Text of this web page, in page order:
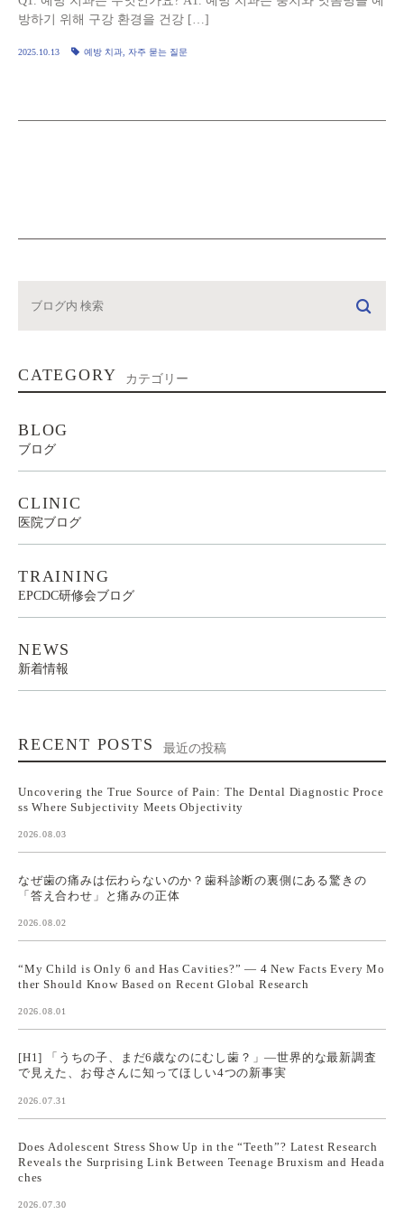
방하기 위해 구강 환경을 건강 […]
2025.10.13 예방 치과, 자주 묻는 질문
CATEGORY カテゴリー
BLOG
ブログ
CLINIC
医院ブログ
TRAINING
EPCDC研修会ブログ
NEWS
新着情報
RECENT POSTS 最近の投稿
Uncovering the True Source of Pain: The Dental Diagnostic Proce
ss Where Subjectivity Meets Objectivity
2026.08.03
なぜ歯の痛みは伝わらないのか？歯科診断の裏側にある驚きの
「答え合わせ」と痛みの正体
2026.08.02
“My Child is Only 6 and Has Cavities?” — 4 New Facts Every Mo
ther Should Know Based on Recent Global Research
2026.08.01
[H1] 「うちの子、まだ6歳なのにむし歯？」—世界的な最新調査
で見えた、お母さんに知ってほしい4つの新事実
2026.07.31
Does Adolescent Stress Show Up in the “Teeth”? Latest Research
Reveals the Surprising Link Between Teenage Bruxism and Heada
ches
2026.07.30